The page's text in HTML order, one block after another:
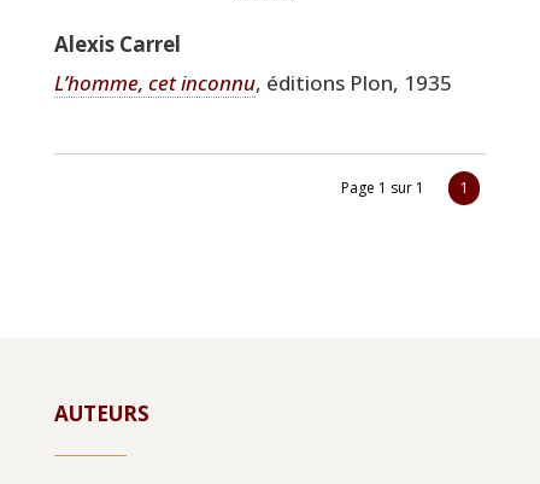
Alexis Car­rel
L’homme, cet incon­nu, édi­tions Plon, 1935
Page 1 sur 1 1
AUTEURS